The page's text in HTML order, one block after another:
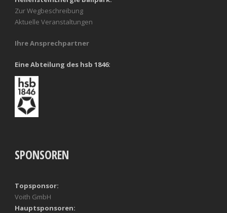
Zur Wegbeschreibung
Aktuelle Veranstaltungen
Ihre Ansprechpartner
Eine Abteilung des hsb 1846:
SPONSOREN
Topsponsor:
Voith GmbH
Hauptsponsoren: